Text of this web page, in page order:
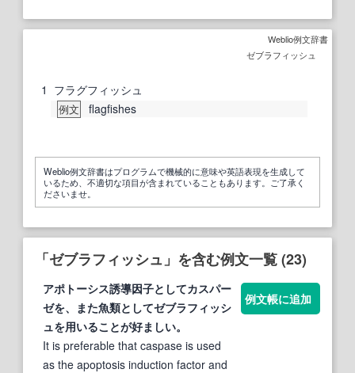
Weblio例文辞書
ゼブラフィッシュ
1 フラグフィッシュ
例文 flagfishes
Weblio例文辞書はプログラムで機械的に意味や英語表現を生成して
いるため、不適切な項目が含まれていることもあります。ご了承く
ださいませ。
「ゼブラフィッシュ」を含む例文一覧 (23)
アポトーシス誘導因子としてカスパー
ゼを、また魚類としてゼブラフィッシ
ュを用いることが好ましい。
It is preferable that caspase is used
as the apoptosis induction factor and
例文帳に追加